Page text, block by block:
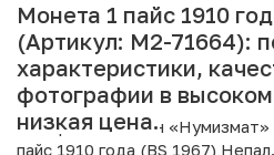
Монета 1 пайс 1910
(Артикул: M2-71664):
характеристики,
фотографии в
низкая цена.
Интернет магазин «Нумизмат»
пайс 1910 года (BS 1967) Непал.